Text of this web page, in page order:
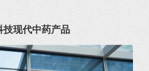
技现代中药产品